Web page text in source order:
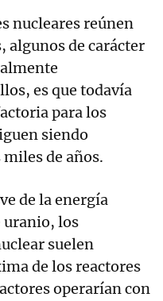
nucleares reúnen
algunos de carácter
es que todavía
para los
siendo
de años.
de la energía
uranio, los
suelen
de los reactores
operarían con